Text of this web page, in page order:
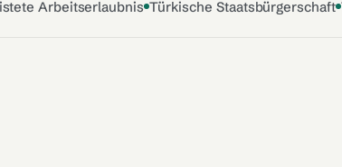
Arbeitserlaubnis Türkische Staatsbürgerschaft